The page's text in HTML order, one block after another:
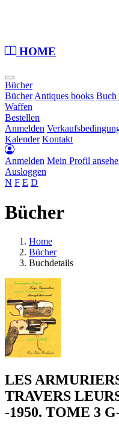
HOME
Bücher
BücherAntiques books Buch
Waffen
Bestellen
Anmelden
Kalender Kontakt
Anmelden Mein Profil
Ausloggen
N F E D
Bücher
Home
Bücher
Buchdetails
LES
TRAVERS
-1950. TOME 3